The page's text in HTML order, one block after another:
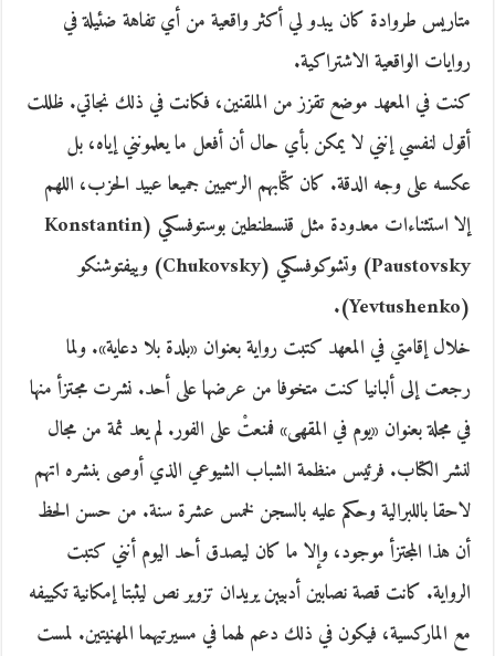
متاريس طروادة كان يبدو لي أكثر واقعية من أي تفاهة ضئيلة في
روايات الواقعية الاشتراكية.
كنت في المعهد موضع تقزز من الملقنين، فكانت في ذلك نجاتي. ظللت
أقول لنفسي إنني لا يمكن بأي حال أن أفعل ما يعلمونني إياه، بل
عكسه على وجه الدقة. كان كتّابهم الرسميين جميعا عبيد الحزب، اللهم
إلا استثناءات معدودة مثل قنسطنطين بوستوفسكي (Konstantin
Paustovsky) وتشوكوفسكي (Chukovsky) وييفتوشنكو
(Yevtushenko).
خلال إقامتي في المعهد كتبت رواية بعنوان «بلدة بلا دعاية». ولما
رجعت إلى ألبانيا كنت متخوفا من عرضها على أحد. نشرت مجتزأ منها
في مجلة بعنوان «يوم في المقهى» فمنعتْ على الفور. لم يعد ثمة من مجال
لنشر الكتاب. فرئيس منظمة الشباب الشيوعي الذي أوصى بنشره اتهم
لاحقا باللبرالية وحكم عليه بالسجن لخمس عشرة سنة. من حسن الحظ
أن هذا المجتزأ موجود، وإلا ما كان ليصدق أحد اليوم أنني كتبت
الرواية. كانت قصة نصابين أدبيين يريدان تزوير نص ليثبتا إمكانية تكييفه
مع الماركسية، فيكون في ذلك دعم لهما في مسيرتيهما المهنيتين. لمست